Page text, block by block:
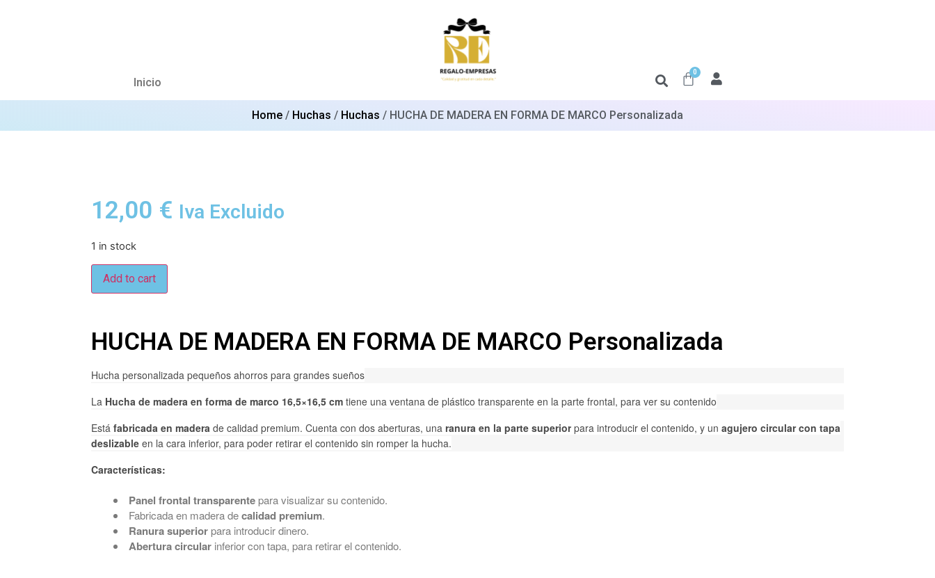
Inicio
0
Home / Huchas / Huchas / HUCHA DE MADERA EN FORMA DE MARCO Personalizada
12,00 € Iva Excluido
1 in stock
Add to cart
HUCHA DE MADERA EN FORMA DE MARCO Personalizada
Hucha personalizada pequeños ahorros para grandes sueños
La Hucha de madera en forma de marco 16,5×16,5 cm tiene una ventana de plástico transparente en la parte frontal, para ver su contenido
Está fabricada en madera de calidad premium. Cuenta con dos aberturas, una ranura en la parte superior para introducir el contenido, y un agujero circular con tapa
deslizable en la cara inferior, para poder retirar el contenido sin romper la hucha.
Características:
Panel frontal transparentepara visualizar su contenido.
Fabricada en madera decalidad premium.
Ranura superiorpara introducir dinero.
Abertura circular inferior con tapa, para retirar el contenido.